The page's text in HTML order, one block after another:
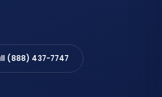
(888) 437-7747